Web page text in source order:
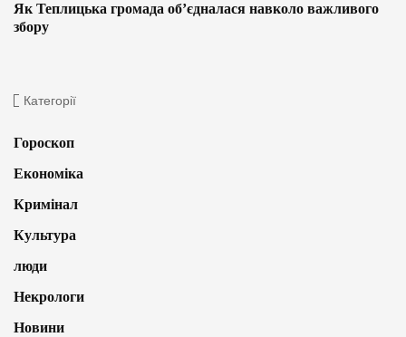
Як Теплицька громада об’єдналася навколо важливого
збору
Категорії
Гороскоп
Економіка
Кримінал
Культура
люди
Некрологи
Новини